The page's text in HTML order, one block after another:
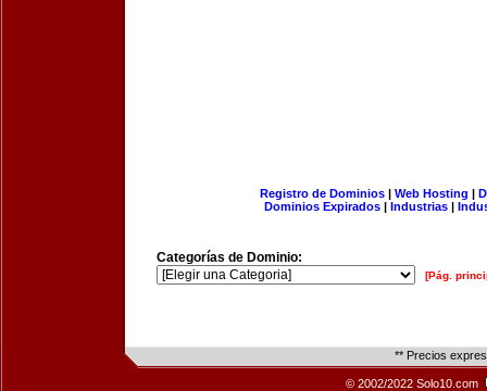
Registro de Dominios| Web Hosting |
Dominios Expirados | Industrias |
Categorías de Dominio:
[Pág.
** Precios
© 2002/2022 Solo10.com